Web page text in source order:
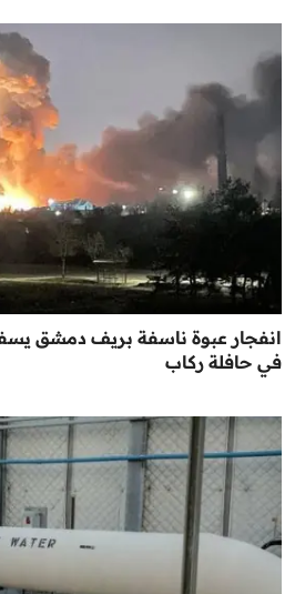
انفجار عبوة ناسفة بريف دمشق
في حافلة ركاب